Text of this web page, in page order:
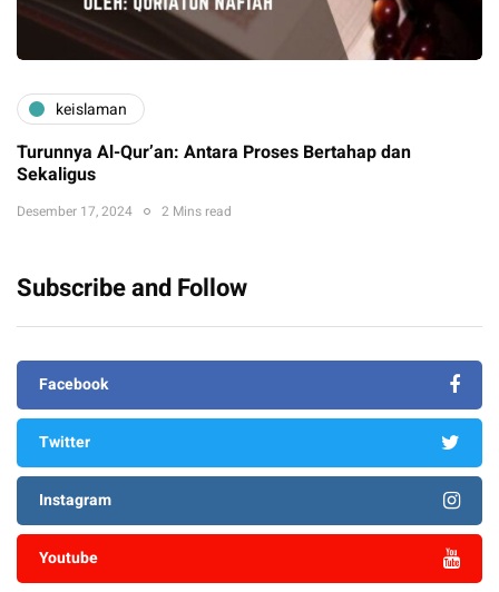
keislaman
Turunnya Al-Qur’an: Antara Proses Bertahap dan
Sekaligus
Desember 17, 2024 2 Mins read
Subscribe and Follow
Facebook
Twitter
Instagram
Youtube